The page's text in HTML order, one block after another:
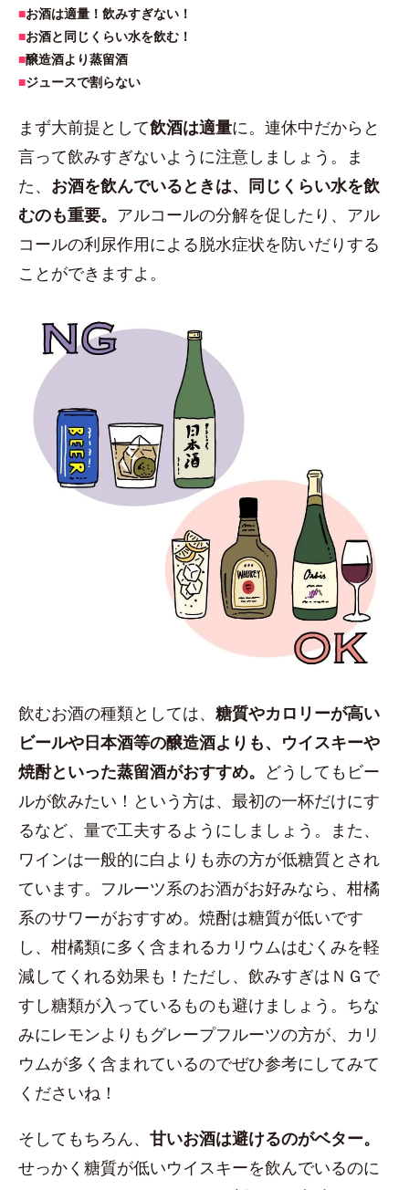
■お酒は適量！飲みすぎない！
■お酒と同じくらい水を飲む！
■醸造酒より蒸留酒
■ジュースで割らない
まず大前提として飲酒は適量に。連休中だからと
言って飲みすぎないように注意しましょう。ま
た、 お酒を飲んでいるときは、同じくらい水を飲
むのも重要。 アルコールの分解を促したり、アル
コールの利尿作用による脱水症状を防いだりする
ことができますよ。
飲むお酒の種類としては、 糖質やカロリーが高い
ビールや日本酒等の醸造酒よりも、ウイスキーや
焼酎といった蒸留酒がおすすめ。 どうしてもビー
ルが飲みたい！という方は、最初の一杯だけにす
るなど、量で工夫するようにしましょう。また、
ワインは一般的に白よりも赤の方が低糖質とされ
ています。フルーツ系のお酒がお好みなら、柑橘
系のサワーがおすすめ。焼酎は糖質が低いです
し、柑橘類に多く含まれるカリウムはむくみを軽
減してくれる効果も！ただし、飲みすぎはＮＧで
すし糖類が入っているものも避けましょう。ちな
みにレモンよりもグレープフルーツの方が、カリ
ウムが多く含まれているのでぜひ参考にしてみて
くださいね！
そしてもちろん、 甘いお酒は避けるのがベター。
せっかく糖質が低いウイスキーを飲んでいるのに